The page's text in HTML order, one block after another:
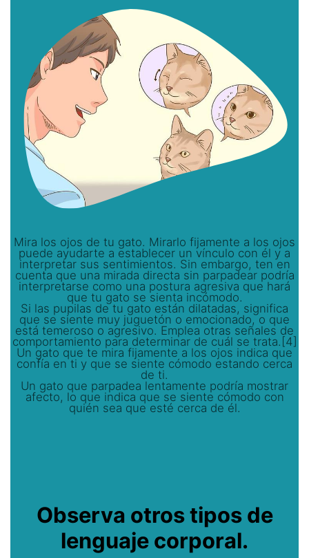
Mira los ojos de tu gato. Mirarlo fijamente a los ojos
puede ayudarte a establecer un vínculo con él y a
interpretar sus sentimientos. Sin embargo, ten en
cuenta que una mirada directa sin parpadear podría
interpretarse como una postura agresiva que hará
que tu gato se sienta incómodo.
Si las pupilas de tu gato están dilatadas, significa
que se siente muy juguetón o emocionado, o que
está temeroso o agresivo. Emplea otras señales de
comportamiento para determinar de cuál se trata.[4]
Un gato que te mira fijamente a los ojos indica que
confía en ti y que se siente cómodo estando cerca
de ti.
Un gato que parpadea lentamente podría mostrar
afecto, lo que indica que se siente cómodo con
quién sea que esté cerca de él.
Observa otros tipos de
lenguaje corporal.